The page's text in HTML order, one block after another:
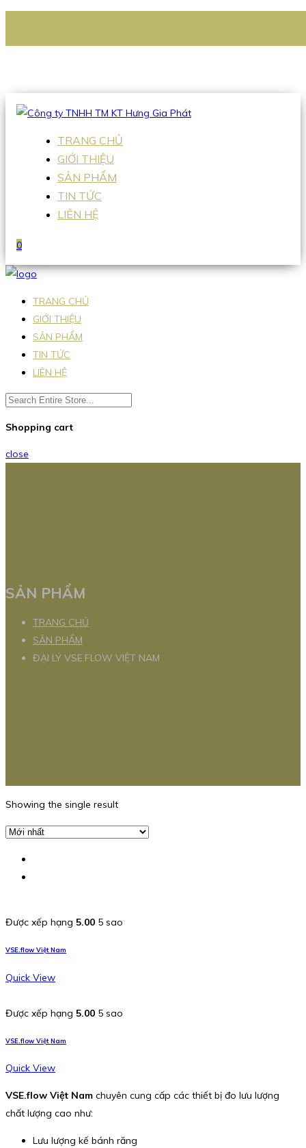
Hotline:0938 336 079
TRANG CHỦ
GIỚI THIỆU
SẢN PHẨM
TIN TỨC
LIÊN HỆ
0
TRANG CHỦ
GIỚI THIỆU
SẢN PHẨM
TIN TỨC
LIÊN HỆ
Shopping cart
close
SẢN PHẨM
TRANG CHỦ
SẢN PHẨM
ĐẠI LÝ VSE.FLOW VIỆT NAM
Showing the single result
Được xếp hạng 5.00 5 sao
VSE.flow Việt Nam
Quick View
Được xếp hạng 5.00 5 sao
VSE.flow Việt Nam
Quick View
VSE.flow Việt Nam chuyên cung cấp các thiết bị đo lưu lượng
chất lượng cao như:
Lưu lượng kế bánh răng